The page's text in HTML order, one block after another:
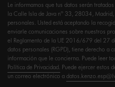
Le informamos que tus datos serán
la Calle Isla de Java nº 33, 28034,
personales. Usted está aceptando la
enviarle comunicaciones sobre nuestros
el Reglamento de la UE 2016/679 del 27
datos personales (RGPD), tiene derecho a
información que le concierna. Puede leer
Política de Privacidad. Puede ejercer estos
un correo electrónico a